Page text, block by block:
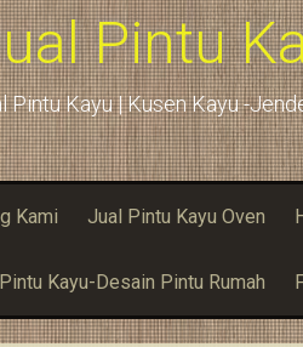
Pintu
Kayu | Kusen Kayu -
Kami Jual Pintu Kayu Oven
Kayu-Desain Pintu Rumah